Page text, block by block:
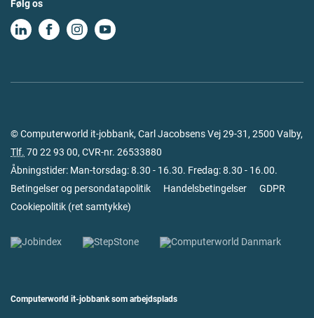
Følg os
© Computerworld it-jobbank, Carl Jacobsens Vej 29-31, 2500 Valby,
Tlf. 70 22 93 00, CVR-nr. 26533880
Åbningstider: Man-torsdag: 8.30 - 16.30. Fredag: 8.30 - 16.00.
Betingelser og persondatapolitik
Handelsbetingelser
GDPR
Cookiepolitik (ret samtykke)
Computerworld it-jobbank som arbejdsplads